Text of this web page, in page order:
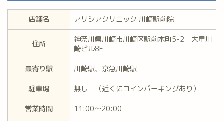
店舗名 アリシアクリニック 川崎駅前院
住所
神奈川県川崎市川崎区駅前本町5-2 大星川
崎ビル8F
最寄り駅
川崎駅、京急川崎駅
駐車場
無し （近くにコインパーキングあり）
営業時間
11:00～20:00